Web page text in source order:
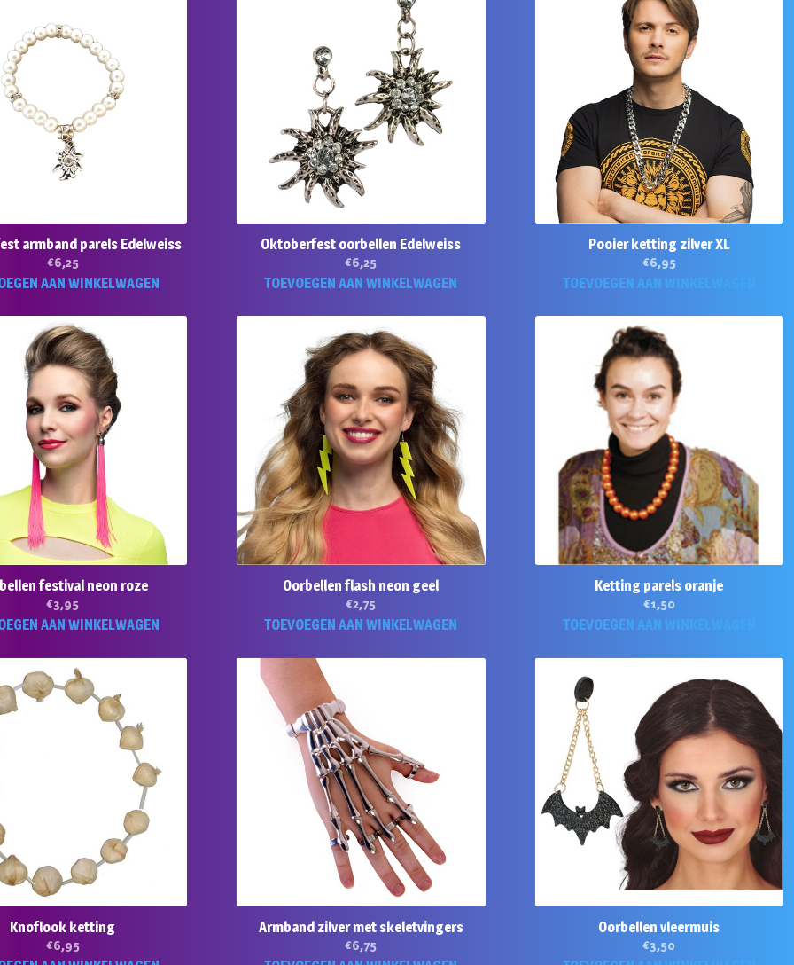
armband parels Edelweiss
€6,25
AAN WINKELWAGEN
Oktoberfest oorbellen Edelweiss
€6,25
TOEVOEGEN AAN WINKELWAGEN
Pooier ketting zilver XL
€6,95
TOEVOEGEN AAN WINKELWAGEN
festival neon roze
€3,95
AAN WINKELWAGEN
Oorbellen flash neon geel
€2,75
TOEVOEGEN AAN WINKELWAGEN
Ketting parels oranje
€1,50
TOEVOEGEN AAN WINKELWAGEN
Knoflook ketting
€6,95
Armband zilver met skeletvingers
€6,75
Oorbellen vleermuis
€3,50